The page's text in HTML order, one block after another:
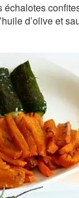
échalotes
d’olive et